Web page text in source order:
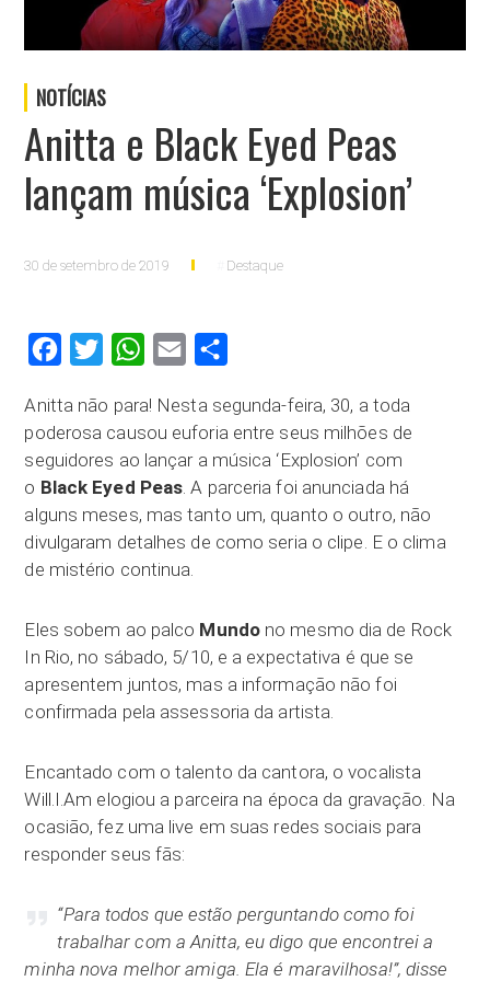
NOTÍCIAS
Anitta e Black Eyed Peas
lançam música ‘Explosion’
30 de setembro de 2019 Destaque
FacebookTwitter WhatsApp
Email
Anitta não para! Nesta segunda-feira, 30, a toda
poderosa causou euforia entre seus milhões de
seguidores ao lançar a música ‘Explosion’ com
o Black Eyed Peas . A parceria foi anunciada há
alguns meses, mas tanto um, quanto o outro, não
divulgaram detalhes de como seria o clipe. E o clima
de mistério continua.
Eles sobem ao palco Mundono mesmo dia de Rock
In Rio, no sábado, 5/10, e a expectativa é que se
apresentem juntos, mas a informação não foi
confirmada pela assessoria da artista.
Encantado com o talento da cantora, o vocalista
Will.I.Am elogiou a parceira na época da gravação. Na
ocasião, fez uma live em suas redes sociais para
responder seus fãs:
“Para todos que estão perguntando como foi
trabalhar com a Anitta, eu digo que encontrei a
minha nova melhor amiga. Ela é maravilhosa!”, disse